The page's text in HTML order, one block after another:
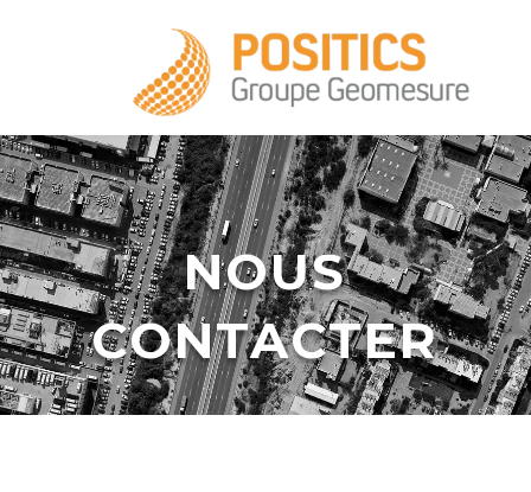
NOUS
CONTACTER
+33 1 39 16 20 28
infos@positics.fr